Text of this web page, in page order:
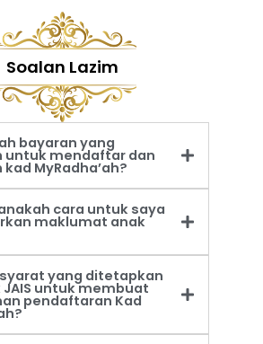
Soalan Lazim
bayaran yang
untuk mendaftar dan
MyRadha’ah?
cara untuk saya
maklumat anak
syarat yang ditetapkan
JAIS untuk membuat
pendaftaran Kad